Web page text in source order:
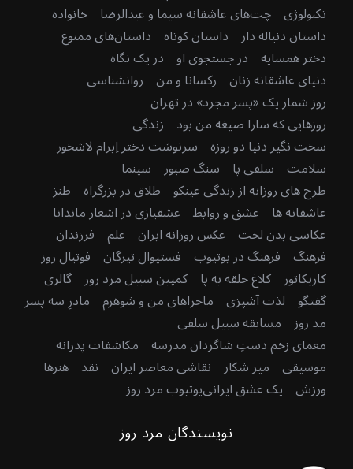
تکنولوژی چت‌های عاشقانه سیما و عبدالرضا خانواده
داستان دنباله دار داستان کوتاه داستان‌های ممنوع
دختر همسایه در جستجوی او در یک نگاه
دنیای عاشقانه زنان رکسانا و من روانشناسی
روز شمار یک «پسر مجرد» در تهران
روزهایی که سارا صیغه من بود زندگی
سخت نگیر دنیا دو روزه سرنوشت دختر اِبرام لاشخور
سلامت سلفی پا سنگ صبور سینما
طرح های روزانه از زندگی عینکو طلاق در بزرگراه طنز
عاشقانه ها عشق و روابط عشقبازی در اشعار ماندانا
عکاسی بدن لخت عکس روزانه ایران علم فرزندان
فرهنگ فرهنگ در یوتیوب فستیوال تیرگان فوتبال روز
کاریکاتور کلاغ حلقه به پا کمپین سبیل مرد روز گالری
گفتگو لذت آشپزی ماجراهای من و شوهرم مادرِ سه پسر
مد روز مسابقه سبیل سلفی
معمای زخم دستِ شاگردان مدرسه مکاشفات پدرانه
موسیقی میر شکار نقاشی معاصر ایران نقد هنرها
ورزش یک عشق ایرانییوتیوب مرد روز
نویسندگان مرد روز